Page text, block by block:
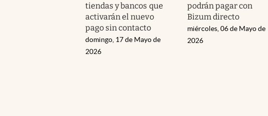
tiendas y bancos que
activarán el nuevo
pago sin contacto
domingo, 17 de Mayo de
2026
podrán pagar con
Bizum directo
miércoles, 06 de Mayo de
2026